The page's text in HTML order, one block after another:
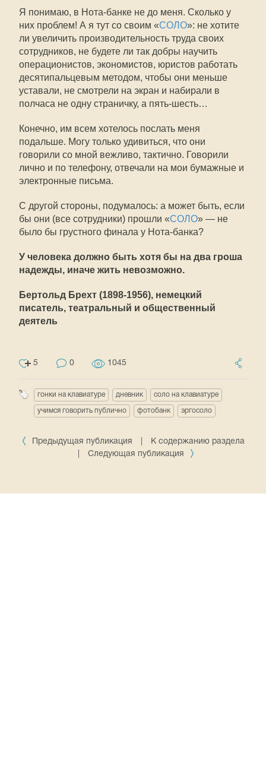
Я понимаю, в Нота-банке не до меня. Сколько у
них проблем! А я тут со своим «СОЛО»: не хотите
ли увеличить производительность труда своих
сотрудников, не будете ли так добры научить
операционистов, экономистов, юристов работать
десятипальцевым методом, чтобы они меньше
уставали, не смотрели на экран и набирали в
полчаса не одну страничку, а пять-шесть…
Конечно, им всем хотелось послать меня
подальше. Могу только удивиться, что они
говорили со мной вежливо, тактично. Говорили
лично и по телефону, отвечали на мои бумажные и
электронные письма.
С другой стороны, подумалось: а может быть, если
бы они (все сотрудники) прошли «СОЛО» — не
было бы грустного финала у Нота-банка?
У человека должно быть хотя бы на два гроша
надежды, иначе жить невозможно.
Бертольд Брехт (1898-1956), немецкий
писатель, театральный и общественный
деятель
5 0 1045
гонки на клавиатуре дневник соло на клавиатуре
учимся говорить публично фотобанк эргосоло
Предыдущая публикация
К содержанию раздела
Следующая публикация